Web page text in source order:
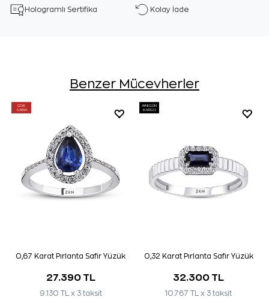
Hologramlı Sertifika Kolay İade
Benzer Mücevherler
ÇOK
SATAN
0,67 Karat Pırlanta Safir Yüzük
27.390 TL
9.130 TL x 3 taksit
AYNI GÜN
KARGO
0,32 Karat Pırlanta Safir Yüzük
32.300 TL
10.767 TL x 3 taksit